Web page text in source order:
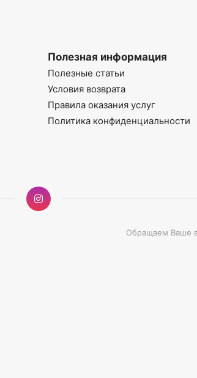
Полезная информация
Полезные статьи
Условия возврата
Правила оказания услуг
Политика конфиденциальности
Обращаем Ваше